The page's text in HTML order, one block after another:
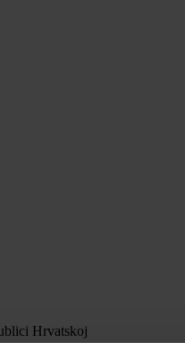
Hrvatskoj